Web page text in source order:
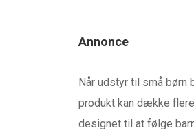
Annonce
Når udstyr til små
produkt kan dække
designet til at følge